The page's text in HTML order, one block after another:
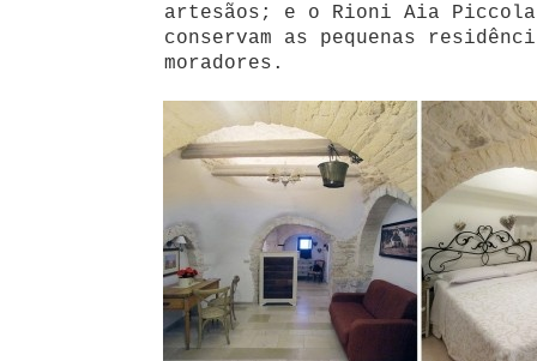
artesãos; e o Rioni Aia Piccola
conservam as pequenas
moradores.